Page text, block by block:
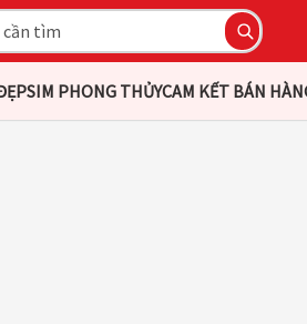
SIM PHONG THỦYCAM KẾT BÁN